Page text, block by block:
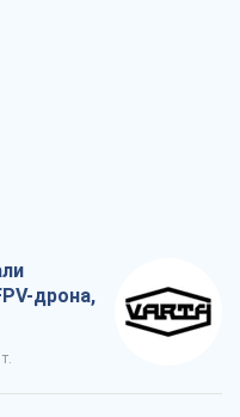
дрона,